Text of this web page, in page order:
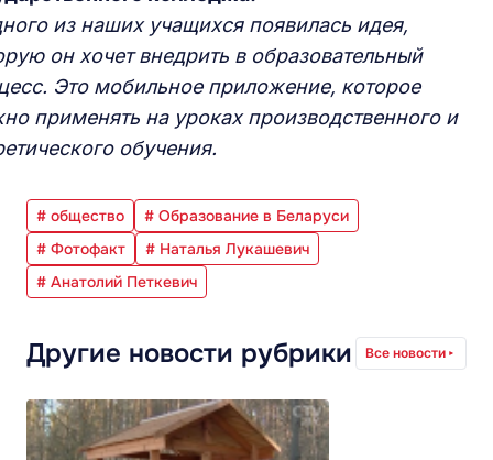
из наших учащихся появилась идея,
он хочет внедрить в образовательный
Это мобильное приложение, которое
применять на уроках производственного и
обучения.
# общество
# Образование в Беларуси
# Фотофакт
# Наталья Лукашевич
# Анатолий Петкевич
Другие новости рубрики Все новости